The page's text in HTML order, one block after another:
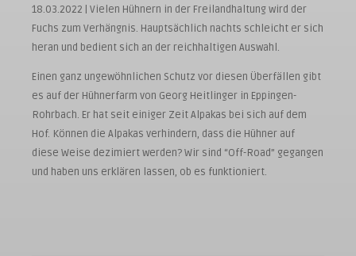
18.03.2022 | Vielen Hühnern in der Freilandhaltung wird der
Fuchs zum Verhängnis. Hauptsächlich nachts schleicht er sich
heran und bedient sich an der reichhaltigen Auswahl.
Einen ganz ungewöhnlichen Schutz vor diesen Überfällen gibt
es auf der Hühnerfarm von Georg Heitlinger in Eppingen-
Rohrbach. Er hat seit einiger Zeit Alpakas bei sich auf dem
Hof. Können die Alpakas verhindern, dass die Hühner auf
diese Weise dezimiert werden? Wir sind “Off-Road” gegangen
und haben uns erklären lassen, ob es funktioniert.